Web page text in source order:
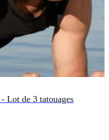
Lot de 3 tatouages